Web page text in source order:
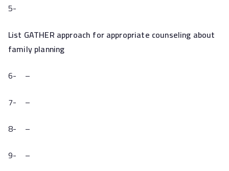
5-
List GATHER approach for appropriate counseling about
family planning
6- –
7- –
8- –
9- –